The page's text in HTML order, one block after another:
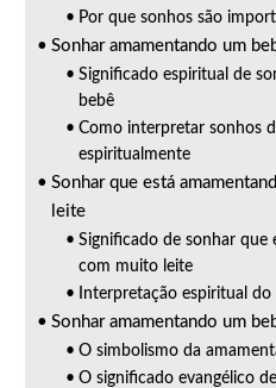
Por que sonhos são
Sonhar amamentando um
Significado espiritual de
bebê
Como interpretar sonhos
espiritualmente
Sonhar que está
leite
Significado de sonhar que
com muito leite
Interpretação espiritual do
Sonhar amamentando um
O simbolismo da
O significado evangélico